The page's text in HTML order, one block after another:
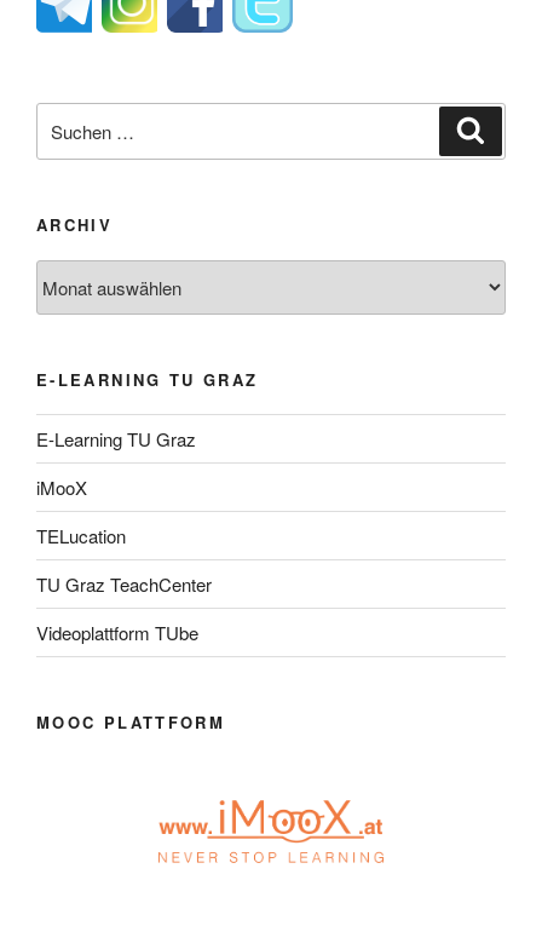
nach:
ARCHIV
E-LEARNING TU GRAZ
E-Learning TU Graz
iMooX
TELucation
TU Graz TeachCenter
Videoplattform TUbe
MOOC PLATTFORM